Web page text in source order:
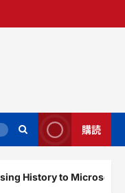
購読
to Microsoft #Shorts
ライフ
Semanal:
Menor, Menu Livre
前
0
ライフ